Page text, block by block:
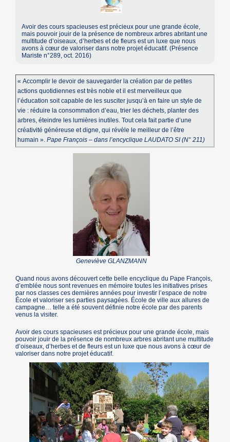
Avoir des cours spacieuses est précieux pour une grande école,
mais pouvoir jouir de la présence de nombreux arbres abritant une
multitude d’oiseaux, d’herbes et de fleurs est un luxe que nous
avons à cœur de valoriser dans notre projet éducatif. (Présence
Mariste n°289, oct. 2016)
« Accomplir le devoir de sauvegarder la création par de petites
actions quotidiennes est très noble et il est merveilleux que
l’éducation soit capable de les susciter jusqu’à en faire un style de
vie : réduire la consommation d’eau, trier les déchets, planter des
arbres, éteindre les lumières inutiles. Tout cela fait partie d’une
créativité généreuse et digne, qui révèle le meilleur de l’être
humain ».Pape François – dans l’encyclique LAUDATO SI (N° 211)
Geneviève GLANZMANN
Quand nous avons découvert cette belle encyclique du Pape François,
d’emblée nous sont revenues en mémoire toutes les initiatives prises
par nos classes ces dernières années pour investir l’espace de notre
École et valoriser ses parties paysagées. École de ville aux allures de
campagne… telle a été souvent définie notre école par des parents
venus la visiter.
Avoir des cours spacieuses est précieux pour une grande école, mais
pouvoir jouir de la présence de nombreux arbres abritant une multitude
d’oiseaux, d’herbes et de fleurs est un luxe que nous avons à cœur de
valoriser dans notre projet éducatif.